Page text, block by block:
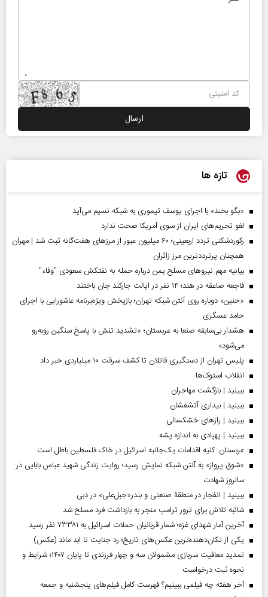
تازه ها
«بگو بخند» با اجرای یوسف تیموری به شبکه نسیم می‌آید
لغو تحریم‌های ایران از سوی آمریکا صحت ندارد
رکوردشکنی تردد اربعینی؛ ۶۰ میلیون عبور از مرزهای هفت‌گانه ثبت شد | مهران
همچنان پرترددترین مرز زائران
بیانیه مهم نیروهای مسلح یمن درباره حمله به نفتکش سعودی "وفاء"
فاجعه صاعقه در هند؛ ۱۴ نفر در ایالت جارکند جان باختند
«حنین» دوباره روی آنتن شبکه تهران؛ بازپخش ویژه‌برنامه عاشورایی با اجرای
حامد عسگری
هشدار بی‌سابقه صنعا به عربستان؛ «تشدید تنش با پاسخ سنگین روبه‌رو
می‌شود»
پلیس تهران از دستگیری قاتلان تا کشف سرقت ۱۰ میلیاردی خبر داد
انقلاب استوک‌ها
ببینید | بازگشت مهاجران
ببینید | بیداری آتشفشان
ببینید | رازهای خشکسالی
ببینید | پهپادی به اندازه پشه
عربستان: کلیه اقدامات یک‌جانبه اسرائیل در خاک فلسطین باطل است
«شوق پرواز» به آنتن شبکه نمایش رسید؛ روایت زندگی شهید عباس بابایی در
سالروز شهادت
ببینید | انفجار در منطقۀ صنعتی و بندر«جبل‌علی» در دبی
شائبه تلاش برای ترور ترامپ منجر به بازداشت فرد مسلح شد
آخرین آمار شهدای غزه؛ شمار قربانیان حملات اسرائیل به ۷۳۳۸۱ نفر رسید
یکی از تکان‌دهنده‌ترین عکس‌های تاریخ؛ رد جنایت تا ابد ماند (عکس)
تمدید معافیت سربازی مشمولان سه و چهار فرزندی تا پایان ۱۴۰۷؛ شرایط و
نحوه ثبت درخواست
آخر هفته چه فیلمی ببینیم؟ فهرست کامل فیلم‌های پنجشنبه و جمعه